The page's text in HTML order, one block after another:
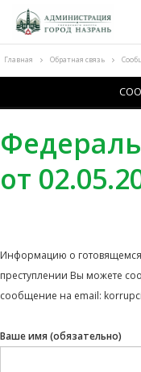
Главная Обратная связь
от
Информацию о
преступлении Вы можете
сообщение на email:
Ваше имя (обязательно)